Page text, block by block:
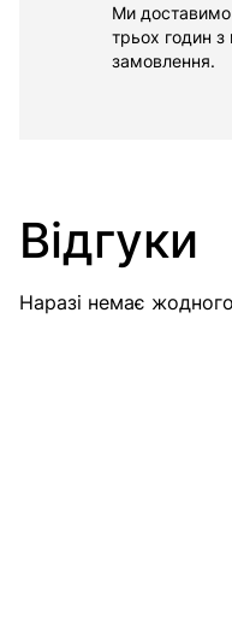
Ми доставимо
трьох годин
замовлення.
Відгуки
Наразі немає